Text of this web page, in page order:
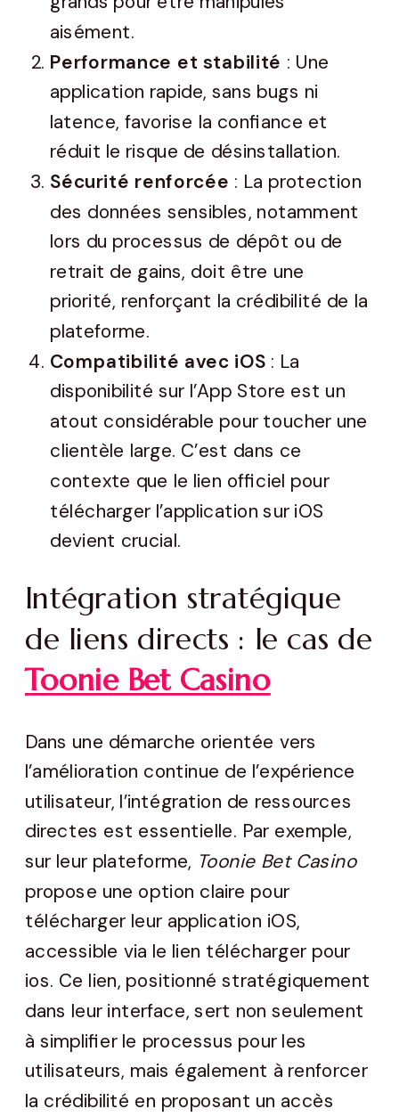
aisément.
Performance et stabilité : Une
application rapide, sans bugs ni
latence, favorise la confiance et
réduit le risque de désinstallation.
Sécurité renforcée : La protection
des données sensibles, notamment
lors du processus de dépôt ou de
retrait de gains, doit être une
priorité, renforçant la crédibilité de la
plateforme.
Compatibilité avec iOS : La
disponibilité sur l’App Store est un
atout considérable pour toucher une
clientèle large. C’est dans ce
contexte que le lien officiel pour
télécharger l’application sur iOS
devient crucial.
Intégration stratégique
de liens directs : le cas de
Toonie Bet Casino
Dans une démarche orientée vers
l’amélioration continue de l’expérience
utilisateur, l’intégration de ressources
directes est essentielle. Par exemple,
sur leur plateforme, Toonie Bet Casino
propose une option claire pour
télécharger leur application iOS,
accessible via le lien télécharger pour
ios. Ce lien, positionné stratégiquement
dans leur interface, sert non seulement
à simplifier le processus pour les
utilisateurs, mais également à renforcer
la crédibilité en proposant un accès